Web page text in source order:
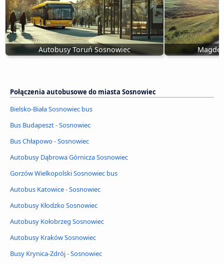
Autobusy Toruń Sosnowiec
Połączenia autobusowe do miasta Sosnowiec
Bielsko-Biała Sosnowiec bus
Bus Budapeszt - Sosnowiec
Bus Chłapowo - Sosnowiec
Autobusy Dąbrowa Górnicza Sosnowiec
Gorzów Wielkopolski Sosnowiec bus
Autobus Katowice - Sosnowiec
Autobusy Kłodzko Sosnowiec
Autobusy Kołobrzeg Sosnowiec
Autobusy Kraków Sosnowiec
Busy Krynica-Zdrój - Sosnowiec